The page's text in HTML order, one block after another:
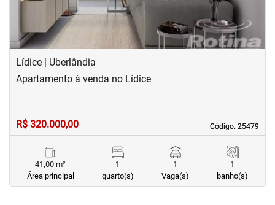
Lídice | Uberlândia
Código. 25479
Código. 25479
Apartamento à venda no Lídice
R$ 320.000,00
41,00 m²
Área principal
1
quarto(s)
1
Vaga(s)
1
banho(s)